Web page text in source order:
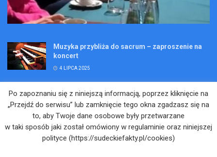
Muzyka przybliża do sacrum – zaproszenie na
koncert
4 LIPCA 2025
Kopalniane Ekspedycje
Adam Maciejczyk: „Chcemy przełamywać
bariery. Nie tylko bólu…”
Po zapoznaniu się z niniejszą informacją, poprzez kliknięcie na
„Przejdź do serwisu” lub zamknięcie tego okna zgadzasz się na
to, aby Twoje dane osobowe były przetwarzane
w taki sposób jaki został omówiony w regulaminie oraz niniejszej
polityce (https://sudeckiefakty.pl/cookies)